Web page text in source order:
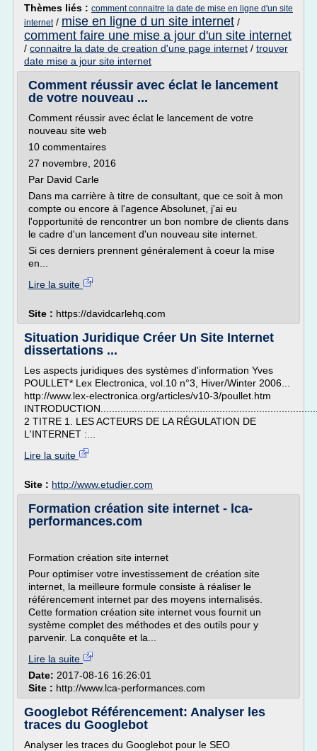
Thèmes liés : comment connaitre la date de mise en ligne d'un site
internet/ mise en ligne d un site internet /
comment faire une mise a jour d'un site internet
/ connaitre la date de creation d'une page internet / trouver
date mise a jour site internet
Comment réussir avec éclat le lancement
de votre nouveau ...
Comment réussir avec éclat le lancement de votre
nouveau site web
10 commentaires
27 novembre, 2016
Par David Carle
Dans ma carrière à titre de consultant, que ce soit à mon
compte ou encore à l'agence Absolunet, j'ai eu
l'opportunité de rencontrer un bon nombre de clients dans
le cadre d'un lancement d'un nouveau site internet.
Si ces derniers prennent généralement à coeur la mise
en...
Lire la suite
Site : https://davidcarlehq.com
Situation Juridique Créer Un Site Internet
dissertations ...
Les aspects juridiques des systèmes d'information Yves
POULLET* Lex Electronica, vol.10 n°3, Hiver/Winter 2006...
http://www.lex-electronica.org/articles/v10-3/poullet.htm
2 TITRE 1. LES ACTEURS DE LA RÉGULATION DE
L'INTERNET :...
Lire la suite
Site : http://www.etudier.com
Formation création site internet - lca-
performances.com
Formation création site internet
Pour optimiser votre investissement de création site
internet, la meilleure formule consiste à réaliser le
référencement internet par des moyens internalisés.
Cette formation création site internet vous fournit un
système complet des méthodes et des outils pour y
parvenir. La conquête et la...
Lire la suite
Date: 2017-08-16 16:26:01
Site : http://www.lca-performances.com
Googlebot Référencement: Analyser les
traces du Googlebot
Analyser les traces du Googlebot pour le SEO